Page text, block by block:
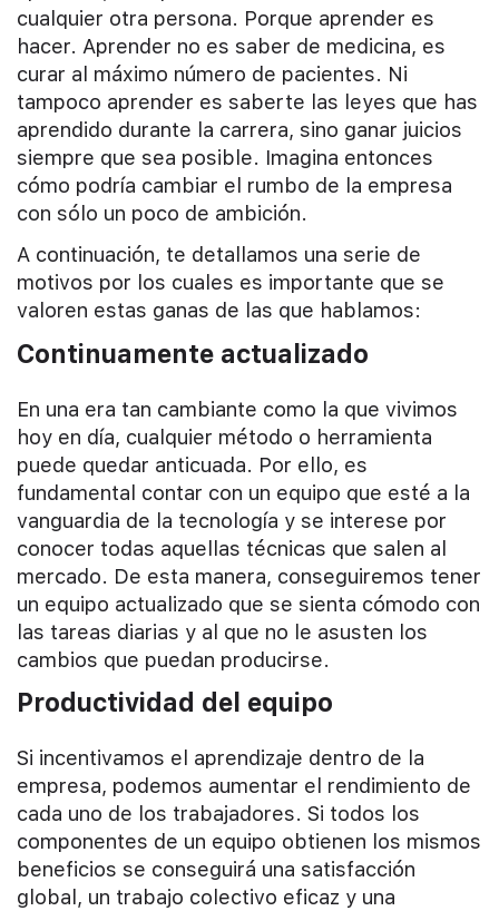
cualquier otra persona. Porque aprender es
hacer. Aprender no es saber de medicina, es
curar al máximo número de pacientes. Ni
tampoco aprender es saberte las leyes que has
aprendido durante la carrera, sino ganar juicios
siempre que sea posible. Imagina entonces
cómo podría cambiar el rumbo de la empresa
con sólo un poco de ambición.
A continuación, te detallamos una serie de
motivos por los cuales es importante que se
valoren estas ganas de las que hablamos:
Continuamente actualizado
En una era tan cambiante como la que vivimos
hoy en día, cualquier método o herramienta
puede quedar anticuada. Por ello, es
fundamental contar con un equipo que esté a la
vanguardia de la tecnología y se interese por
conocer todas aquellas técnicas que salen al
mercado. De esta manera, conseguiremos tener
un equipo actualizado que se sienta cómodo con
las tareas diarias y al que no le asusten los
cambios que puedan producirse.
Productividad del equipo
Si incentivamos el aprendizaje dentro de la
empresa, podemos aumentar el rendimiento de
cada uno de los trabajadores. Si todos los
componentes de un equipo obtienen los mismos
beneficios se conseguirá una satisfacción
global, un trabajo colectivo eficaz y una